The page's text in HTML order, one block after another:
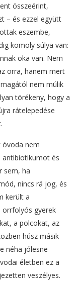
összeérint,
– és ezzel együtt
eszembe,
komoly súlya van:
oka van. Nem
orra, hanem mert
nem múlik
törékeny, hogy a
rátelepedése
óvoda nem
antibiotikumot és
sem, ha
nincs rá jog, és
került a
orrfolyós gyerek
a polcokat, az
húsz másik
néha jólesne
életben ez a
veszélyes.